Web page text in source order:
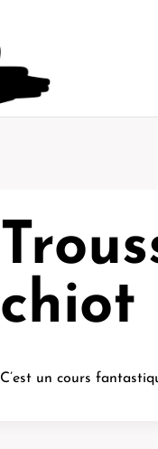
chiot
C’est un cours